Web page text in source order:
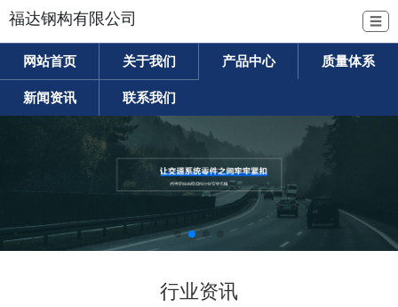
福达钢构有限公司 ☰
网站首页 关于我们 产品中心 质量体系
新闻资讯 联系我们
行业资讯